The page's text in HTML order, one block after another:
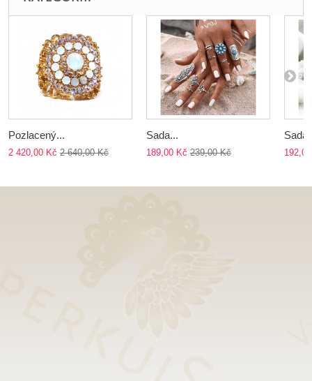
Pozlacený...
2 420,00 Kč 2 640,00 Kč
Sada...
189,00 Kč 239,00 Kč